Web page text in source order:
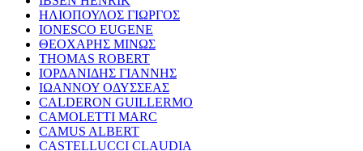
ΗΛΙΟΠΟΥΛΟΣ ΓΙΩΡΓΟΣ
IONESCO EUGENE
ΘΕΟΧΑΡΗΣ ΜΙΝΩΣ
THOMAS ROBERT
ΙΟΡΔΑΝΙΔΗΣ ΓΙΑΝΝΗΣ
ΙΩΑΝΝΟΥ ΟΔΥΣΣΕΑΣ
CALDERON GUILLERMO
CAMOLETTI MARC
CAMUS ALBERT
CASTELLUCCI CLAUDIA